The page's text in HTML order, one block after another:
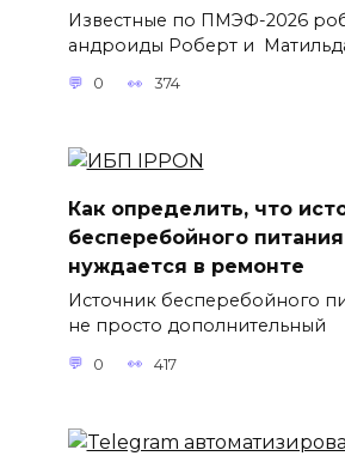
Известные по ПМЭФ-2026
андроиды Роберт и
0 374
Как определить, что
бесперебойного питания
нуждается в ремонте
Источник бесперебойного
не просто дополнительный
0 417